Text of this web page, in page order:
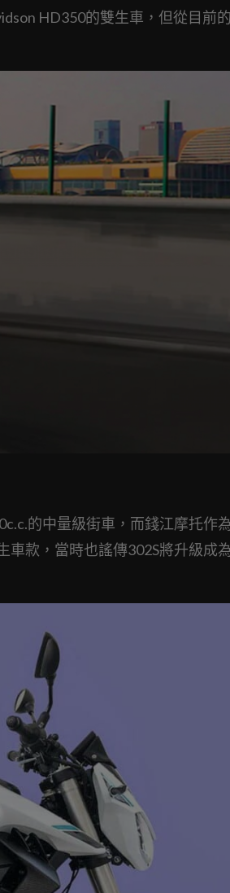
HD350的雙生車，但從目前
的中量級街車，而錢江摩托作
車款，當時也謠傳302S將升級成